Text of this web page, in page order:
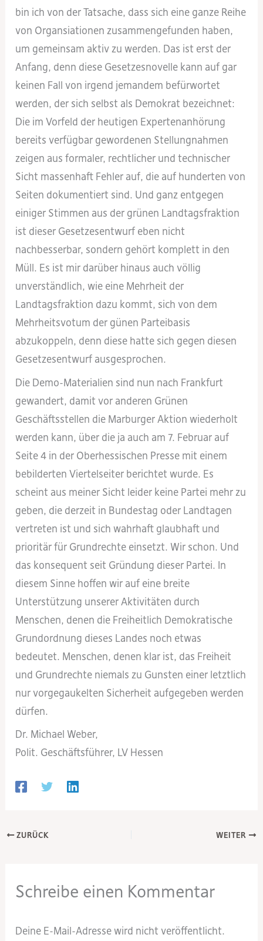
bin ich von der Tatsache, dass sich eine ganze Reihe
von Organsiationen zusammengefunden haben,
um gemeinsam aktiv zu werden. Das ist erst der
Anfang, denn diese Gesetzesnovelle kann auf gar
keinen Fall von irgend jemandem befürwortet
werden, der sich selbst als Demokrat bezeichnet:
Die im Vorfeld der heutigen Expertenanhörung
bereits verfügbar gewordenen Stellungnahmen
zeigen aus formaler, rechtlicher und technischer
Sicht massenhaft Fehler auf, die auf hunderten von
Seiten dokumentiert sind. Und ganz entgegen
einiger Stimmen aus der grünen Landtagsfraktion
ist dieser Gesetzesentwurf eben nicht
nachbesserbar, sondern gehört komplett in den
Müll. Es ist mir darüber hinaus auch völlig
unverständlich, wie eine Mehrheit der
Landtagsfraktion dazu kommt, sich von dem
Mehrheitsvotum der günen Parteibasis
abzukoppeln, denn diese hatte sich gegen diesen
Gesetzesentwurf ausgesprochen.
Die Demo-Materialien sind nun nach Frankfurt
gewandert, damit vor anderen Grünen
Geschäftsstellen die Marburger Aktion wiederholt
werden kann, über die ja auch am 7. Februar auf
Seite 4 in der Oberhessischen Presse mit einem
bebilderten Viertelseiter berichtet wurde. Es
scheint aus meiner Sicht leider keine Partei mehr zu
geben, die derzeit in Bundestag oder Landtagen
vertreten ist und sich wahrhaft glaubhaft und
prioritär für Grundrechte einsetzt. Wir schon. Und
das konsequent seit Gründung dieser Partei. In
diesem Sinne hoffen wir auf eine breite
Unterstützung unserer Aktivitäten durch
Menschen, denen die Freiheitlich Demokratische
Grundordnung dieses Landes noch etwas
bedeutet. Menschen, denen klar ist, das Freiheit
und Grundrechte niemals zu Gunsten einer letztlich
nur vorgegaukelten Sicherheit aufgegeben werden
dürfen.
Dr. Michael Weber,
Polit. Geschäftsführer, LV Hessen
ZURÜCK WEITER
Schreibe einen Kommentar
Deine E-Mail-Adresse wird nicht veröffentlicht.